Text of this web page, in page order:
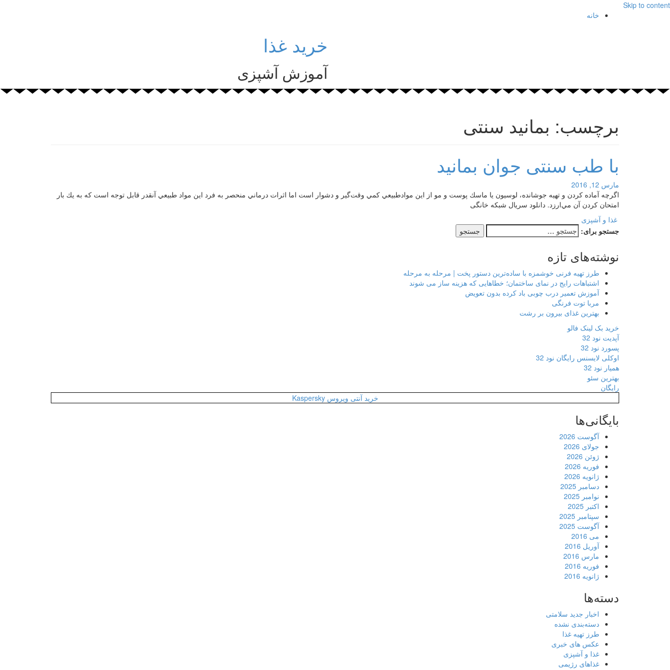
Skip to content
خانه
خرید غذا
آموزش آشپزی
برچسب: بمانید سنتی
با طب سنتی جوان بمانید
مارس 12, 2016
اگرچه آماده كردن و تهيه جوشانده، لوسيون يا ماسك پوست و مو از اين موادطبيعي كمي وقت‌گير و دشوار است اما اثرات درماني منحصر به فرد اين مواد طبيعي آنقدر قابل توجه است كه به يك بار
امتحان كردن آن مي‌ارزد. دانلود سریال شبکه خانگی
غذا و آشپزی
جستجو برای:
نوشته‌های تازه
طرز تهیه فرنی خوشمزه با ساده‌ترین دستور پخت | مرحله به مرحله
اشتباهات رایج در نمای ساختمان؛ خطاهایی که هزینه ساز می شوند
آموزش تعمیر درب چوبی باد کرده بدون تعویض
مربا توت فرنگی
بهترین غذای بیرون بر رشت
خرید بک لینک فالو
آپدیت نود 32
پسورد نود 32
اوکلی لایسنس رایگان نود 32
همیار نود 32
بهترین سئو
رایگان
خرید آنتی ویروس Kaspersky
بایگانی‌ها
آگوست 2026
جولای 2026
ژوئن 2026
فوریه 2026
ژانویه 2026
دسامبر 2025
نوامبر 2025
اکتبر 2025
سپتامبر 2025
آگوست 2025
می 2016
آوریل 2016
مارس 2016
فوریه 2016
ژانویه 2016
دسته‌ها
اخبار جدید سلامتی
دسته‌بندی نشده
طرز تهیه غذا
عکس های خبری
غذا و آشپزی
غذاهای رژیمی